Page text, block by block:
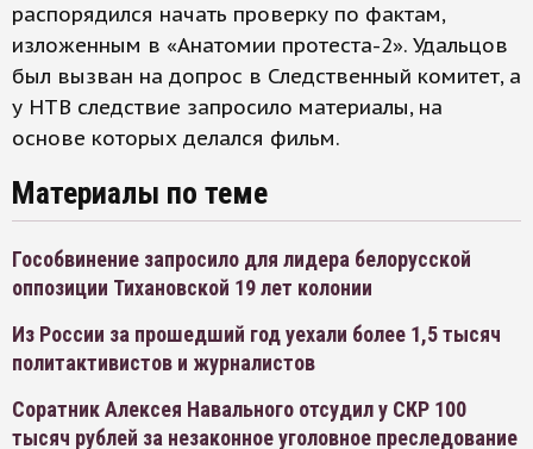
распорядился начать проверку по фактам,
изложенным в «Анатомии протеста-2». Удальцов
был вызван на допрос в Следственный комитет, а
у НТВ следствие запросило материалы, на
основе которых делался фильм.
Материалы по теме
Гособвинение запросило для лидера белорусской
оппозиции Тихановской 19 лет колонии
Из России за прошедший год уехали более 1,5 тысяч
политактивистов и журналистов
Соратник Алексея Навального отсудил у СКР 100
тысяч рублей за незаконное уголовное преследование